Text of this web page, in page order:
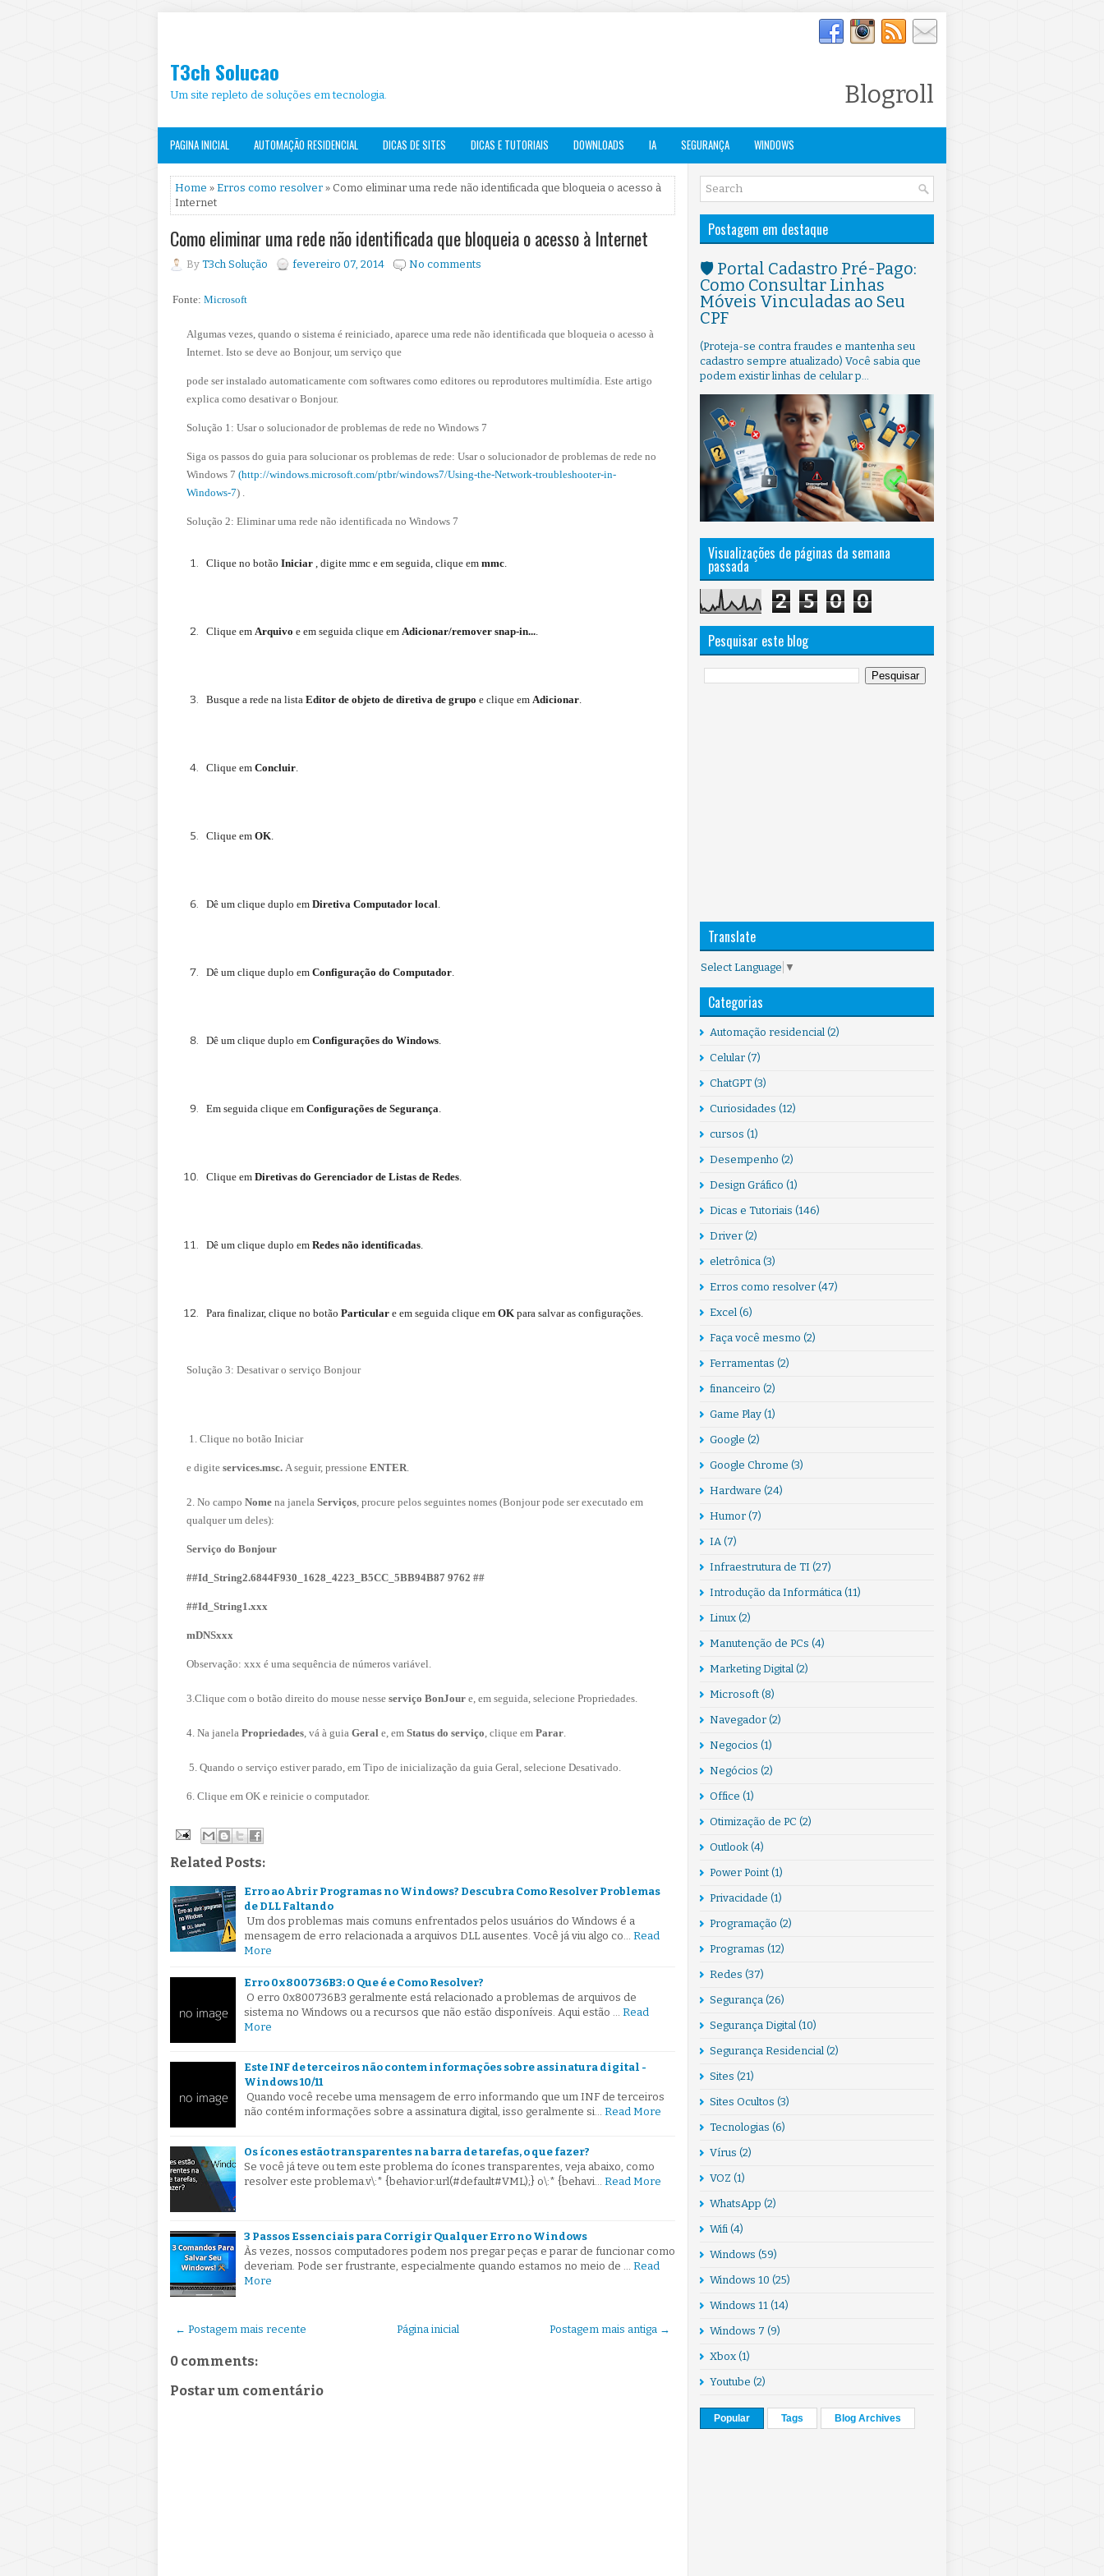
T3ch Solucao
Um site repleto de soluções em tecnologia. Blogroll
PAGINA INICIAL AUTOMAÇÃO RESIDENCIAL DICAS DE SITES DICAS E TUTORIAIS DOWNLOADS IA SEGURANÇA WINDOWS
Home » Erros como resolver » Como eliminar uma rede não identificada que bloqueia o acesso à
Internet
Como eliminar uma rede não identificada que bloqueia o acesso à Internet
By T3ch Solução fevereiro 07, 2014 No comments
Fonte: Microsoft
Algumas vezes, quando o sistema é reiniciado, aparece uma rede não identificada que bloqueia o acesso à
Internet. Isto se deve ao Bonjour, um serviço que
pode ser instalado automaticamente com softwares como editores ou reprodutores multimídia. Este artigo
explica como desativar o Bonjour.
Solução 1: Usar o solucionador de problemas de rede no Windows 7
Siga os passos do guia para solucionar os problemas de rede: Usar o solucionador de problemas de rede no
Windows 7 (http://windows.microsoft.com/ptbr/windows7/Using-the-Network-troubleshooter-in-
Windows-7) .
Solução 2: Eliminar uma rede não identificada no Windows 7
Clique no botão Iniciar , digite mmc e em seguida, clique em mmc.
Clique em Arquivo e em seguida clique em Adicionar/remover snap-in....
Busque a rede na lista Editor de objeto de diretiva de grupo e clique em Adicionar.
Clique em Concluir.
Clique em OK.
Dê um clique duplo em Diretiva Computador local.
Dê um clique duplo em Configuração do Computador.
Dê um clique duplo em Configurações do Windows.
Em seguida clique em Configurações de Segurança.
Clique em Diretivas do Gerenciador de Listas de Redes.
Dê um clique duplo em Redes não identificadas.
Para finalizar, clique no botão Particular e em seguida clique em OK para salvar as configurações.
Solução 3: Desativar o serviço Bonjour
1. Clique no botão Iniciar
e digite services.msc. A seguir, pressione ENTER.
2. No campo Nome na janela Serviços, procure pelos seguintes nomes (Bonjour pode ser executado em
qualquer um deles):
Serviço do Bonjour
##Id_String2.6844F930_1628_4223_B5CC_5BB94B87 9762 ##
##Id_String1.xxx
mDNSxxx
Observação: xxx é uma sequência de números variável.
3.Clique com o botão direito do mouse nesse serviço BonJour e, em seguida, selecione Propriedades.
4. Na janela Propriedades, vá à guia Geral e, em Status do serviço, clique em Parar.
5. Quando o serviço estiver parado, em Tipo de inicialização da guia Geral, selecione Desativado.
6. Clique em OK e reinicie o computador.
Related Posts:
Erro ao Abrir Programas no Windows? Descubra Como Resolver Problemas
de DLL Faltando
Um dos problemas mais comuns enfrentados pelos usuários do Windows é a
mensagem de erro relacionada a arquivos DLL ausentes. Você já viu algo co…
Read
More
Erro 0x800736B3: O Que é e Como Resolver?
O erro 0x800736B3 geralmente está relacionado a problemas de arquivos de
sistema no Windows ou a recursos que não estão disponíveis. Aqui estão …
Read
More
Este INF de terceiros não contem informações sobre assinatura digital -
Windows 10/11
Quando você recebe uma mensagem de erro informando que um INF de terceiros
não contém informações sobre a assinatura digital, isso geralmente si…
Read More
Os ícones estão transparentes na barra de tarefas, o que fazer?
Se você já teve ou tem este problema do ícones transparentes, veja abaixo, como
resolver este problema.v\:* {behavior:url(#default#VML);} o\:* {behavi…
Read More
3 Passos Essenciais para Corrigir Qualquer Erro no Windows
Às vezes, nossos computadores podem nos pregar peças e parar de funcionar como
deveriam. Pode ser frustrante, especialmente quando estamos no meio de …
Read
More
← Postagem mais recente Postagem mais antiga →
Página inicial
0 comments:
Postar um comentário
Postagem em destaque
🛡️ Portal Cadastro Pré-Pago:
Como Consultar Linhas
Móveis Vinculadas ao Seu
CPF
(Proteja-se contra fraudes e mantenha seu
cadastro sempre atualizado) Você sabia que
podem existir linhas de celular p...
Visualizações de páginas da semana
passada
2 5 0 0
Pesquisar este blog
Translate
Select Language ▼
Categorias
Automação residencial (2)
Celular (7)
ChatGPT (3)
Curiosidades (12)
cursos (1)
Desempenho (2)
Design Gráfico (1)
Dicas e Tutoriais (146)
Driver (2)
eletrônica (3)
Erros como resolver (47)
Excel (6)
Faça você mesmo (2)
Ferramentas (2)
financeiro (2)
Game Play (1)
Google (2)
Google Chrome (3)
Hardware (24)
Humor (7)
IA (7)
Infraestrutura de TI (27)
Introdução da Informática (11)
Linux (2)
Manutenção de PCs (4)
Marketing Digital (2)
Microsoft (8)
Navegador (2)
Negocios (1)
Negócios (2)
Office (1)
Otimização de PC (2)
Outlook (4)
Power Point (1)
Privacidade (1)
Programação (2)
Programas (12)
Redes (37)
Segurança (26)
Segurança Digital (10)
Segurança Residencial (2)
Sites (21)
Sites Ocultos (3)
Tecnologias (6)
Vírus (2)
VOZ (1)
WhatsApp (2)
Wifi (4)
Windows (59)
Windows 10 (25)
Windows 11 (14)
Windows 7 (9)
Xbox (1)
Youtube (2)
Popular Tags Blog Archives